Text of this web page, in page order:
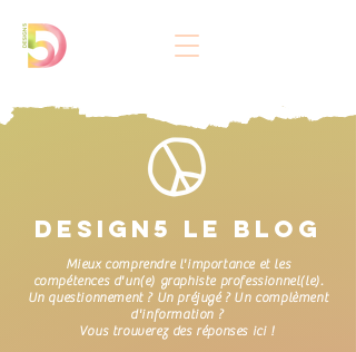
DESIGN5 LE BLOG
Mieux comprendre l'importance et les
compétences d'un(e) graphiste professionnel(le).
Un questionnement ? Un préjugé ? Un complèment
d'information ?
Vous trouverez des réponses ici !